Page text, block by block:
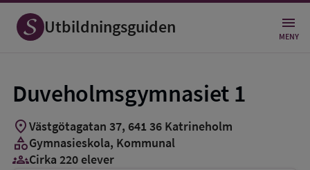
Utbildningsguiden MENY
Duveholmsgymnasiet 1
location_onVästgötagatan 37, 641 36 Katrineholm
categoryGymnasieskola, Kommunal
groups_3Cirka 220 elever